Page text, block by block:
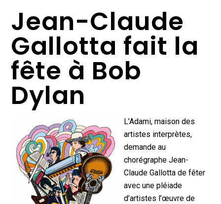
Jean-Claude
Gallotta fait la
fête à Bob
Dylan
L’Adami, maison des
artistes interprètes,
demande au
chorégraphe Jean-
Claude Gallotta de fêter
avec une pléiade
d’artistes l’œuvre de